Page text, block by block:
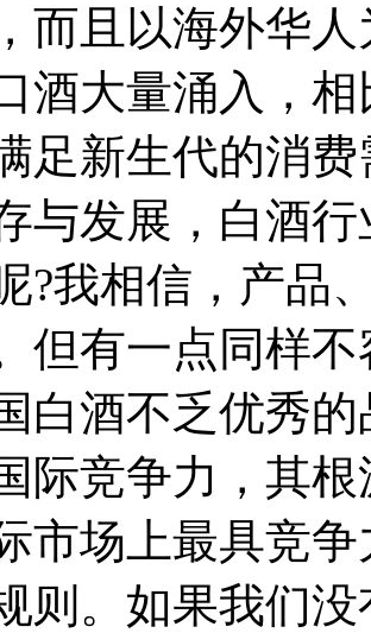
而且以海外华
酒大量涌入，
足新生代的消
与发展，白酒
?我相信，产品
但有一点同样
白酒不乏优秀
际竞争力，其
市场上最具竞
则。如果我们